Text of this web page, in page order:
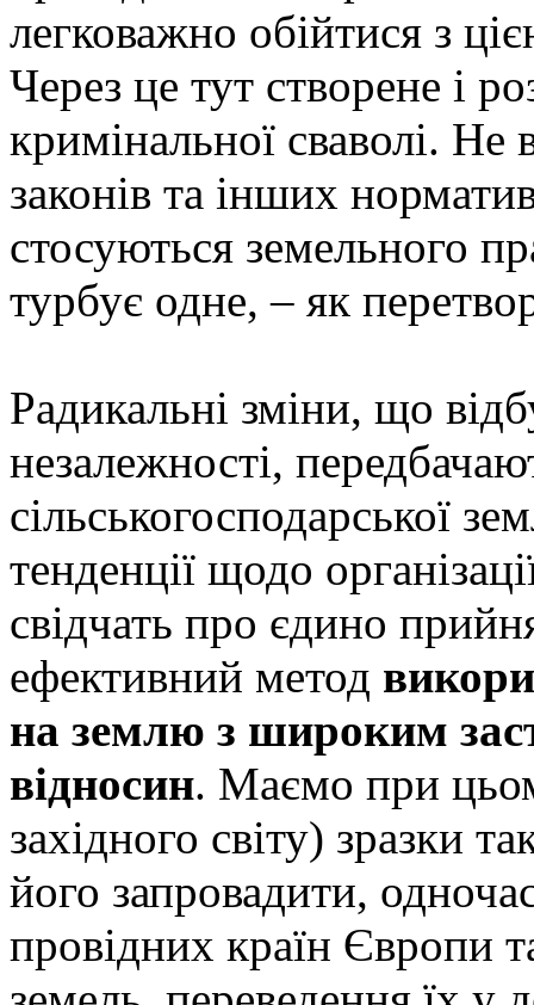
легковажно обійтися з
Через це тут створене і
кримінальної сваволі. Не
законів та інших
стосуються земельного
турбує одне, – як
Радикальні зміни, що
незалежності,
сільськогосподарської
тенденції щодо
свідчать про єдино
ефективний метод
на землю з широким
відносин. Маємо при
західного світу) зразки
його запровадити,
провідних країн Європи